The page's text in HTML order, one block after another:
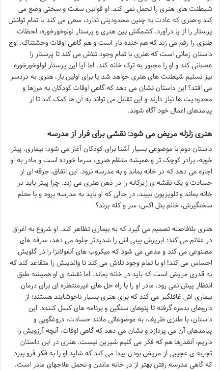
شیطنت های هنری را تحمل نمی کند. او قوانین سفت و سختی وضع می
کند و هنری که عادت به چنین محدودیتی ندارد، سعی می کند با تمام توانش
پرستار را از پا درآورد. کشمکش بین هنری و پرستار لولوخورخوره، لحظات
طنزی را رقم می زند که هم خنده دار است و هم گاهی اوقات وحشتناک. اوج
داستان زمانی است که هنری با تمام وجود تلاش می کند تا پرستار را
عصبانی کند و او را مجبور به ترک خانه کند. اما آیا این پرستار لولوخورخوره
نیز تسلیم شیطنت های هنری خواهد شد یا برای اولین بار، هنری به دردسر
می افتد؟ این داستان نشان می دهد که گاهی اوقات کودکان به مرزها و
محدودیت ها نیاز دارند و این تقابل می تواند به آن ها کمک کند تا از
پیامدهای اعمال خود آگاه شوند.
هنری زلزله مریض می شود: نقشی برای فرار از مدرسه
داستان دوم با موضوعی بسیار آشنا برای کودکان آغاز می شود: بیماری. پیتر
خوبه، برادر کوچک تر و همیشه منظم هنری، سرما خورده است و مادر به او
اجازه می دهد که در خانه بماند و به مدرسه نرود. این اتفاق، جرقه ای از
حسادت و یک نقشه ی زیرکانه را در ذهن هنری می زند. چرا پیتر باید در
خانه بماند و تلویزیون ببیند، در حالی که او باید به مدرسه برود و با معلم
سختگیرش، خانم بتل اکس، سر و کله بزند؟
هنری بلافاصله تصمیم می گیرد که به بیماری تظاهر کند. او شروع به اغراق
در علائم می کند: آبریزش بینی اش را شدیدتر جلوه می دهد، سرفه های
مصنوعی می کند و مدعی می شود که میکروب های آنفولانزا را در گلویش
احساس می کند! او با تمام وجود تلاش می کند تا والدینش را متقاعد کند که
به قدری مریض است که باید در خانه بماند. اما نقشه ی او همیشه طبق
انتظار پیش نمی رود. مادر او را با راه حل های غیرمنتظره ای برای درمان
بیماری اش غافلگیر می کند که برای هنری بسیار ناخوشایند هستند؛ از
داروهای بدمزه گرفته تا پتوهای سنگین و برنامه های کسل کننده. این
داستان، با طنزی ظریف، به موضوعاتی مانند حسادت، دروغگویی و
پیامدهای آن می پردازد و نشان می دهد که گاهی اوقات، آنچه آرزویش را
داریم، آنقدرها هم که فکر می کنیم شیرین نیست. هنری در این داستان
تجربه ی عجیبی از مریض بودن پیدا می کند که شاید او را به فکر فرو ببرد
که گاهی مدرسه رفتن بهتر از در خانه ماندن و تحمل علاجهای مادر است.